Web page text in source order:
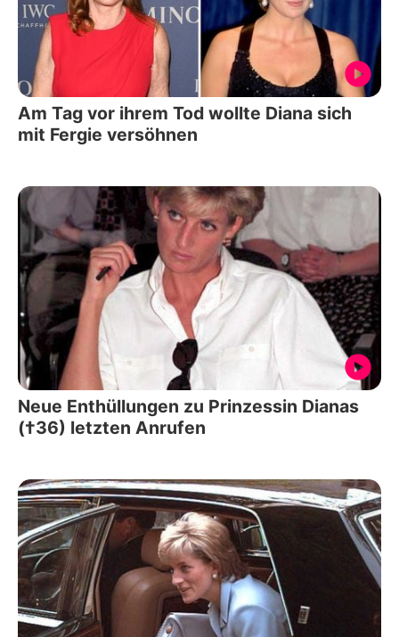
Am Tag vor ihrem Tod wollte Diana sich
mit Fergie versöhnen
Neue Enthüllungen zu Prinzessin Dianas
(†36) letzten Anrufen